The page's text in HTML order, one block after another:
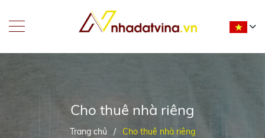
Cho thuê nhà riêng
Trang chủ / Cho thuê nhà riêng